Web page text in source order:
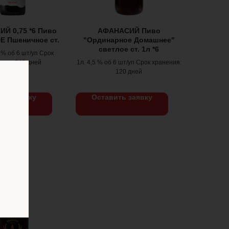
0,75 *6 Пиво
Пшеничное ст.
об 6 шт/уп Срок
240 дней
заявку
АФАНАСИЙ Пиво
"Ординарное Домашнее"
светлое ст. 1л *6
1л. 4,5 % об 6 шт/уп Срок хранения:
120 дней
Оставить заявку